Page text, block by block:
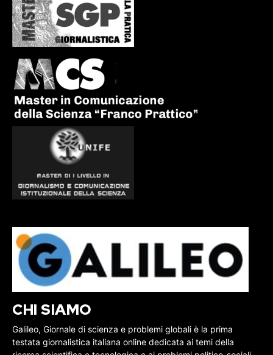
CHI SIAMO
Galileo, Giornale di scienza e problemi globali è la prima
testata giornalistica italiana online dedicata ai temi della